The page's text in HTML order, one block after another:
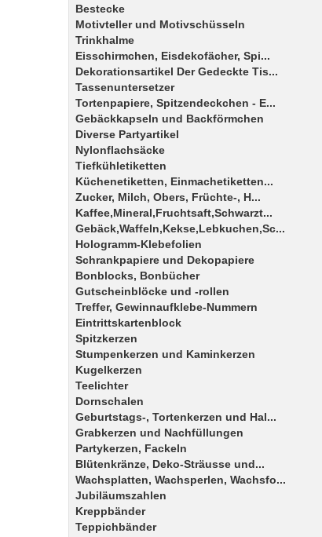
Bestecke
Motivteller und Motivschüsseln
Trinkhalme
Eisschirmchen, Eisdekofächer, Spi...
Dekorationsartikel Der Gedeckte Tis...
Tassenuntersetzer
Tortenpapiere, Spitzendeckchen - E...
Gebäckkapseln und Backförmchen
Diverse Partyartikel
Nylonflachsäcke
Tiefkühletiketten
Küchenetiketten, Einmachetiketten...
Zucker, Milch, Obers, Früchte-, H...
Kaffee,Mineral,Fruchtsaft,Schwarzt...
Gebäck,Waffeln,Kekse,Lebkuchen,Sc...
Hologramm-Klebefolien
Schrankpapiere und Dekopapiere
Bonblocks, Bonbücher
Gutscheinblöcke und -rollen
Treffer, Gewinnaufklebe-Nummern
Eintrittskartenblock
Spitzkerzen
Stumpenkerzen und Kaminkerzen
Kugelkerzen
Teelichter
Dornschalen
Geburtstags-, Tortenkerzen und Hal...
Grabkerzen und Nachfüllungen
Partykerzen, Fackeln
Blütenkränze, Deko-Sträusse und...
Wachsplatten, Wachsperlen, Wachsfo...
Jubiläumszahlen
Kreppbänder
Teppichbänder